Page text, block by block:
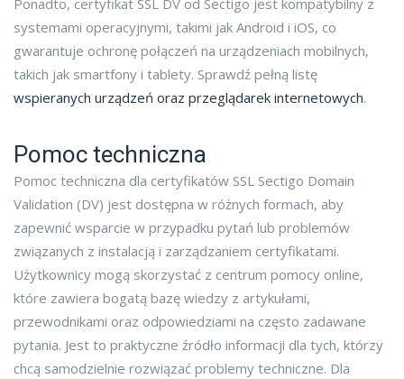
Ponadto, certyfikat SSL DV od Sectigo jest kompatybilny z
systemami operacyjnymi, takimi jak Android i iOS, co
gwarantuje ochronę połączeń na urządzeniach mobilnych,
takich jak smartfony i tablety. Sprawdź pełną listę
wspieranych urządzeń oraz przeglądarek internetowych.
Pomoc techniczna
Pomoc techniczna dla certyfikatów SSL Sectigo Domain
Validation (DV) jest dostępna w różnych formach, aby
zapewnić wsparcie w przypadku pytań lub problemów
związanych z instalacją i zarządzaniem certyfikatami.
Użytkownicy mogą skorzystać z centrum pomocy online,
które zawiera bogatą bazę wiedzy z artykułami,
przewodnikami oraz odpowiedziami na często zadawane
pytania. Jest to praktyczne źródło informacji dla tych, którzy
chcą samodzielnie rozwiązać problemy techniczne. Dla